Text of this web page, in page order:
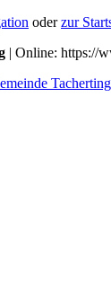
oderzur
| Online: https://